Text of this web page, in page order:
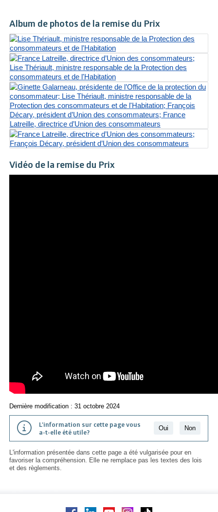
Album de photos de la remise du Prix
Vidéo de la remise du Prix
Dernière modification : 31 octobre 2024
L'information sur cette page vous
a-t-elle été utile?
Oui Non
L'information présentée dans cette page a été vulgarisée pour en
favoriser la compréhension. Elle ne remplace pas les textes des lois
et des règlements.